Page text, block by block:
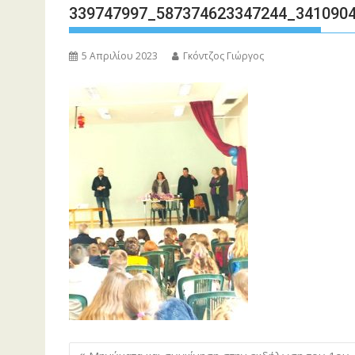
5 Απριλίου 2023 Γκόντζος Γιώργος